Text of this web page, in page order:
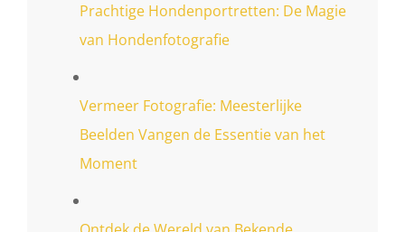
Prachtige Hondenportretten: De Magie
van Hondenfotografie
Vermeer Fotografie: Meesterlijke
Beelden Vangen de Essentie van het
Moment